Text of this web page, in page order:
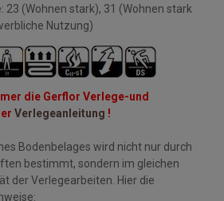
23 (Wohnen stark), 31 (Wohnen stark
Nutzung)
die Gerflor Verlege-und
Verlegeanleitung !
Bodenbelages wird nicht nur durch
bestimmt, sondern im gleichen
der Verlegearbeiten. Hier die